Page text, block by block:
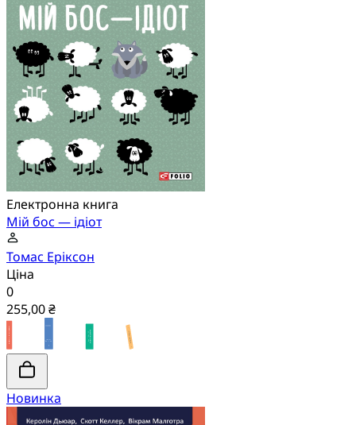
Електронна книга
Мій бос — ідіот
Томас Еріксон
Ціна
0
255,00 ₴
Новинка